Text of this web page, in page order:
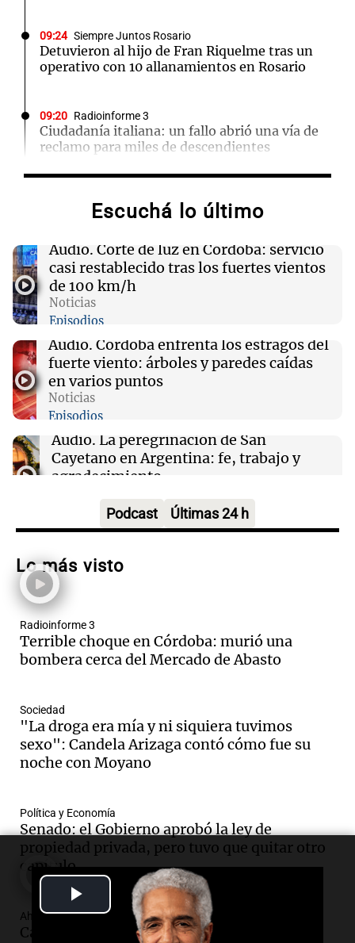
Play
Video
09:24 Siempre Juntos Rosario
Detuvieron al hijo de Fran Riquelme tras un
operativo con 10 allanamientos en Rosario
09:20 Radioinforme 3
Ciudadanía italiana: un fallo abrió una vía de
reclamo para miles de descendientes
La búsqueda del amor y la libertad en "La
09:04 Libros
Un amigo gratis: la búsqueda de la aceptación
en la adolescencia
09:04 River Plate
River se enfrenta a Tigre en un duelo crucial
para el futuro de Coudet
Escuchá lo último
Audio. Corte de luz en Córdoba: servicio
casi restablecido tras los fuertes vientos
de 100 km/h
Noticias
Episodios
Audio. Córdoba enfrenta los estragos del
fuerte viento: árboles y paredes caídas
en varios puntos
Noticias
Episodios
Audio. La peregrinación de San
Cayetano en Argentina: fe, trabajo y
agradecimiento
Audio.Detuvieron al hijo de Fran
allanamientos en Rosario
Noticias Rosario
Episodios
Audio. El obispo de Buenos Aires
anticipa humilidad en el Santuario de
San Cayetano
Audio.El obispo de Buenos Aires
anticipa su homilía en el Santuario de
San Cayetano en Liniers
Audio.Prisión preventiva para
motociclista por intento de homicidio
en Santa Lucía, Tucumán
Panorama Federal
Episodios
Audio.Aumento de tarifas de luz en
Tucumán afecta a hogares con subas de
Podcast Últimas 24 h
Lo más visto
Radioinforme 3
Terrible choque en Córdoba: murió una
bombera cerca del Mercado de Abasto
Sociedad
"La droga era mía y ni siquiera tuvimos
sexo": Candela Arizaga contó cómo fue su
noche con Moyano
Política y Economía
Senado: el Gobierno aprobó la ley de
propiedad privada, pero tuvo que quitar otro
capítulo
Ahora país
Caso María Lucila Pagani: las claves que